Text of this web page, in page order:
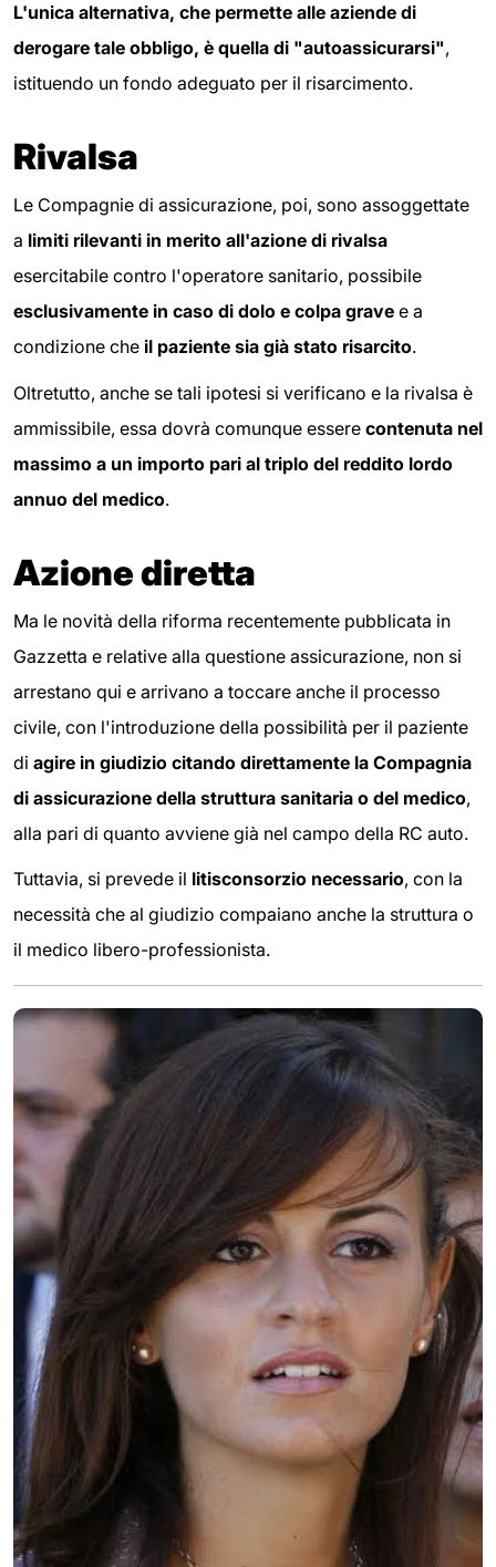
L'unica alternativa, che permette alle aziende di
derogare tale obbligo, è quella di "autoassicurarsi",
istituendo un fondo adeguato per il risarcimento.
Rivalsa
Le Compagnie di assicurazione, poi, sono assoggettate
a limiti rilevanti in merito all'azione di rivalsa
esercitabile contro l'operatore sanitario, possibile
esclusivamente in caso di dolo e colpa grave e a
condizione che il paziente sia già stato risarcito.
Oltretutto, anche se tali ipotesi si verificano e la rivalsa è
ammissibile, essa dovrà comunque essere contenuta nel
massimo a un importo pari al triplo del reddito lordo
annuo del medico.
Azione diretta
Ma le novità della riforma recentemente pubblicata in
Gazzetta e relative alla questione assicurazione, non si
arrestano qui e arrivano a toccare anche il processo
civile, con l'introduzione della possibilità per il paziente
di agire in giudizio citando direttamente la Compagnia
di assicurazione della struttura sanitaria o del medico,
alla pari di quanto avviene già nel campo della RC auto.
Tuttavia, si prevede il litisconsorzio necessario, con la
necessità che al giudizio compaiano anche la struttura o
il medico libero-professionista.